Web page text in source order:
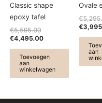
Classic shape
epoxy tafel
€5,595.00
€4,495.00
Toevoegen
aan
winkelwagen
Ovale
€
€
aan